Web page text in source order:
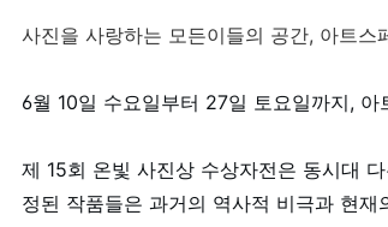
사진을 사랑하는 모든이들의 공간, 아트
6월 10일 수요일부터 27일 토요일까지,
제 15회 온빛 사진상 수상자전은 동시대
정된 작품들은 과거의 역사적 비극과 현